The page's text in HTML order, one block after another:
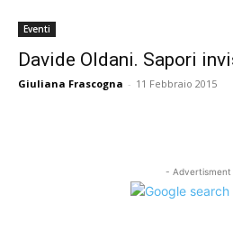
Eventi
Davide Oldani. Sapori
Giuliana Frascogna - 11 Febbraio 2015
- Advertisment